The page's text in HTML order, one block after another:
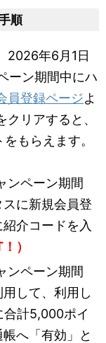
順
2026年6月1日
ーン期間中にハ
員登録ページよ
リアすると、
もらえます。
ンペーン期間
スに新規会員登
介コードを入
）
ンペーン期間
して、利用し
計5,000ポイ
へ「有効」と